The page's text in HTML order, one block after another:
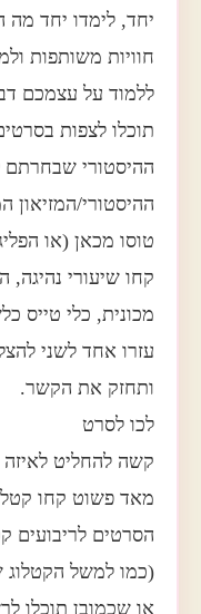
יחד, לימדו יחד
חוויות משותפות
ללמוד על עצמכם
תוכלו לצפות
ההיסטורי
ההיסטורי/המזיאון
טוסו מכאן (או
קחו שיעורי נהיגה,
מכונית, כלי טייס
עזרו אחד לשני
ותחזק את הקשר.
לכו לסרט
קשה להחליט
מאד פשוט קחו
הסרטים לריבועים
(כמו למשל הקטלוג
או שכמובן תוכלו